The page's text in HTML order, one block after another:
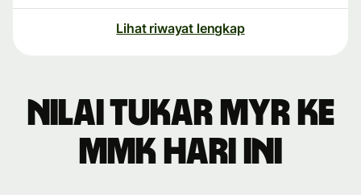
Lihat riwayat lengkap
Nilai tukar MYR ke
MMK hari ini